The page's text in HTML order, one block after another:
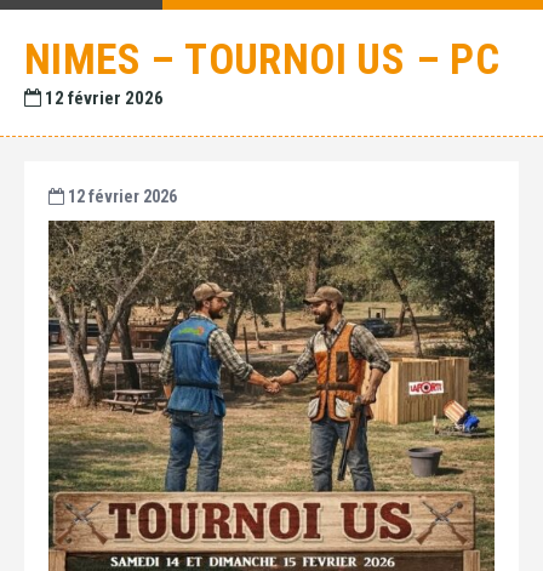
NIMES – TOURNOI US – PC
12 février 2026
12 février 2026